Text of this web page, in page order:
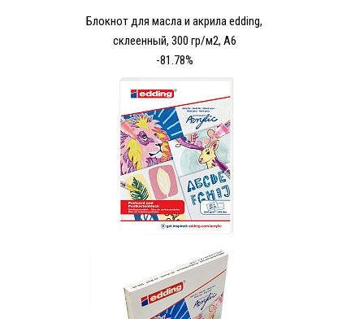
Блокнот для масла и акрила edding,
склеенный, 300 гр/м2, А6
-81.78%